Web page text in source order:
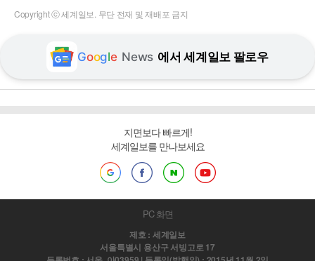
Copyright ⓒ 세계일보. 무단 전재 및 재배포 금지
Google News 에서 세계일보 팔로우
지면보다 빠르게!
세계일보를 만나보세요
PC 화면
제호 : 세계일보
서울특별시 용산구 서빙고로 17